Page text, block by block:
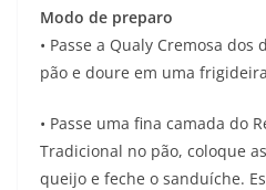
Modo de preparo
• Passe a Qualy Cremosa
pão e doure em uma
• Passe uma fina camada do
Tradicional no pão, coloque
queijo e feche o sanduíche.